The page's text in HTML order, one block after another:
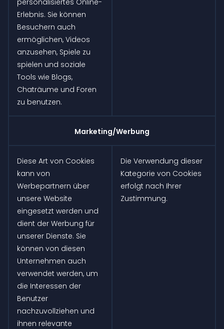
personalisiertes Online-
Erlebnis. Sie können
Besuchern auch
ermöglichen, Videos
anzusehen, Spiele zu
spielen und soziale
Tools wie Blogs,
Chaträume und Foren
zu benutzen.
Marketing/Werbung
Diese Art von Cookies
kann von
Werbepartnern über
unsere Website
eingesetzt werden und
dient der Werbung für
unserer Dienste. Sie
können von diesen
Unternehmen auch
verwendet werden, um
die Interessen der
Benutzer
nachzuvollziehen und
ihnen relevante
Die Verwendung dieser
Kategorie von Cookies
erfolgt nach Ihrer
Zustimmung.